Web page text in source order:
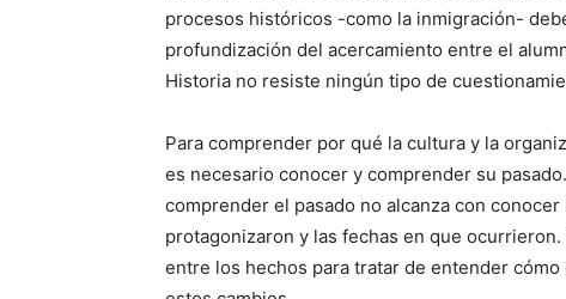
procesos históricos -como la inmigración-
profundización del acercamiento entre el
Historia no resiste ningún tipo de
Para comprender por qué la cultura y la
es necesario conocer y comprender su
comprender el pasado no alcanza con
protagonizaron y las fechas en que
entre los hechos para tratar de entender